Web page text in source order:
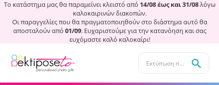
Το κατάστημα μας θα παραμείνει κλειστό από 14/08 έως και 31/08λόγω
καλοκαιρινών διακοπών.
Οι παραγγελίες που θα πραγματοποιηθούν στο διάστημα αυτό θα
αποσταλούν από 01/09. Ευχαριστούμε για την κατανόηση και σας
ευχόμαστε καλό καλοκαίρι!
